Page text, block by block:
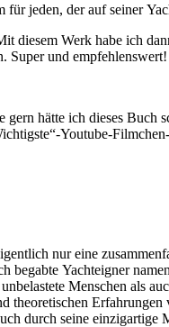
jeden, der auf seiner
diesem Werk habe ich
Super und empfehlenswert!
hätte ich dieses
Youtube-
nur eine
begabte Yachteigner
Menschen als
theoretischen
durch seine einzigartige